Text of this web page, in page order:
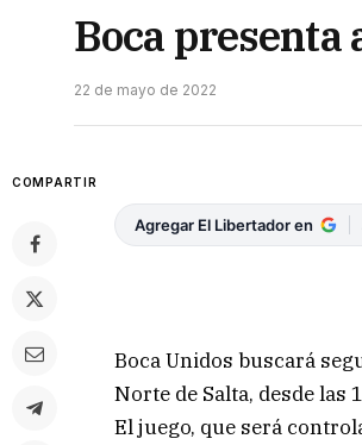
Boca
22 de mayo de 2022
COMPARTIR
Agregar El Libertador en
Boca Unidos buscará
Norte de Salta, desde las
El juego, que será